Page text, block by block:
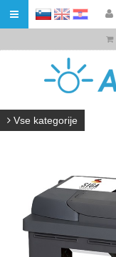
HR
Vse kategorije